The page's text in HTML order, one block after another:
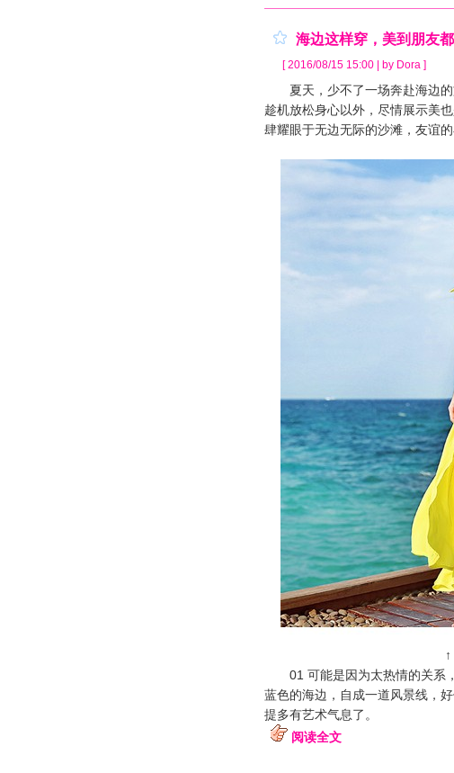
海边这样穿，美到朋友都
[ 2016/08/15 15:00 | by Dora ]
夏天，少不了一场奔赴海边的
趁机放松身心以外，尽情展示美
肆耀眼于无边无际的沙滩，友谊
01 可能是因为太热情的关系，
蓝色的海边，自成一道风景线，
提多有艺术气息了。
阅读全文